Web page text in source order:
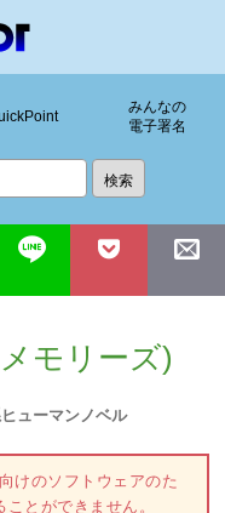
みんなの
電子署名
モリーズ)
ューマンノベル
けのソフトウェアのた
とができません。